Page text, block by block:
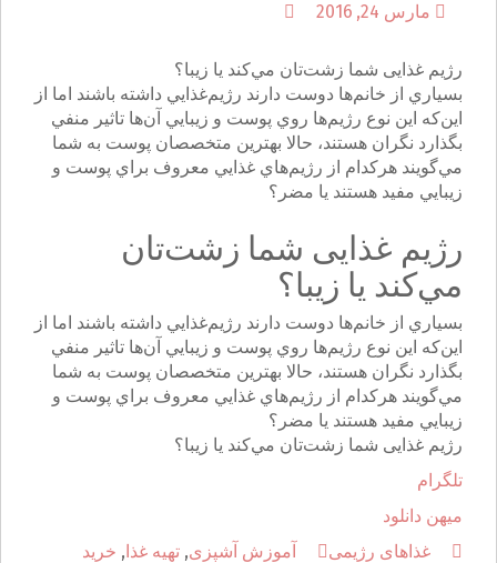
مارس 24, 2016
رژیم غذایی شما زشت‌تان مي‌كند يا زيبا؟
بسياري از خانم‌ها دوست دارند رژيم‌غذايي داشته باشند اما از
اين‌كه اين نوع رژيم‌ها روي پوست و زيبايي آن‌ها تاثير منفي
بگذارد نگران هستند، حالا بهترين متخصصان پوست به شما
مي‌گويند هركدام از رژيم‌هاي غذايي معروف براي پوست و
زيبايي مفيد هستند يا مضر؟
رژیم غذایی شما زشت‌تان
مي‌كند يا زيبا؟
بسياري از خانم‌ها دوست دارند رژيم‌غذايي داشته باشند اما از
اين‌كه اين نوع رژيم‌ها روي پوست و زيبايي آن‌ها تاثير منفي
بگذارد نگران هستند، حالا بهترين متخصصان پوست به شما
مي‌گويند هركدام از رژيم‌هاي غذايي معروف براي پوست و
زيبايي مفيد هستند يا مضر؟
رژیم غذایی شما زشت‌تان مي‌كند يا زيبا؟
تلگرام
میهن دانلود
غذاهای رژیمی
آموزش آشپزی, تهیه غذا, خرید